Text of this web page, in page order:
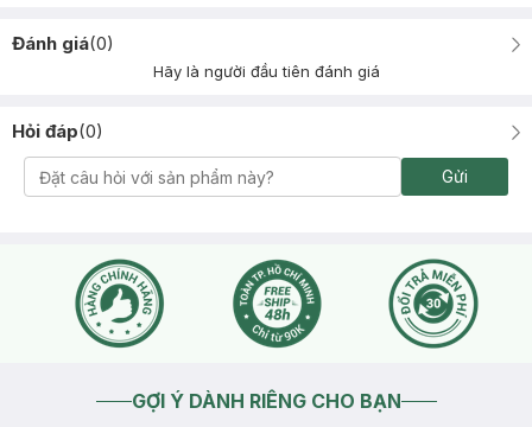
Đánh giá(0)
Hãy là người đầu tiên đánh giá
Hỏi đáp(0)
Gửi
GỢI Ý DÀNH RIÊNG CHO BẠN